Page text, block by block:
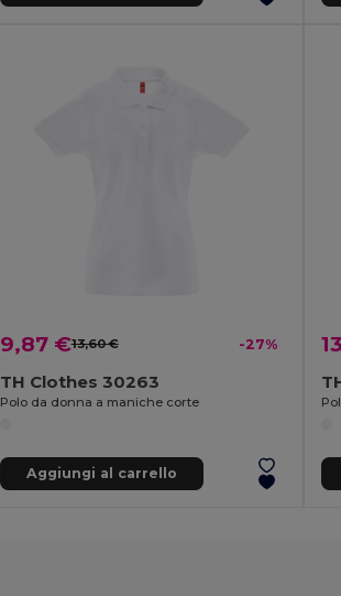
9,87 €13,60 € -27%
TH Clothes 30263
Polo da donna a maniche corte
Aggiungi al carrello